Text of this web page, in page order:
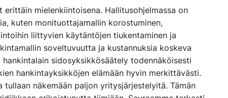
mielenkiintoisena. Hallitusohjelmassa on
kuten monituottajamallin korostuminen,
liittyvien käytäntöjen tiukentaminen ja
soveltuvuutta ja kustannuksia koskeva
sidosyksikkösäätely todennäköisesti
hankintayksikköjen elämään hyvin merkittävästi.
näkemään paljon yritysjärjestelyitä. Tämän